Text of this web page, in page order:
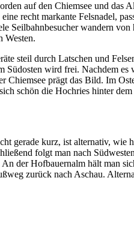
auf den Chiemsee und das
recht markante Felsnadel,
Seilbahnbesucher wandern von
Westen.
steil durch Latschen und
wird frei. Nachdem
prägt das Bild. Im
schön die Hochries hinter
gerade kurz, ist alternativ, wie
folgt man nach
der Hofbauernalm hält man
zurück nach Aschau.